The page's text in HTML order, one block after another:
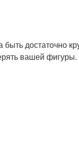
достаточно
вашей фигуры.